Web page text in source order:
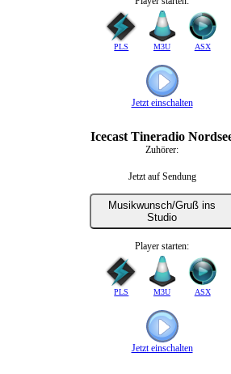
PLS M3U ASX
Jetzt einschalten
Icecast Tineradio
Zuhörer:
Jetzt auf Sendung
Musikwunsch/Gruß ins
Studio
Player starten:
PLS M3U ASX
Jetzt einschalten